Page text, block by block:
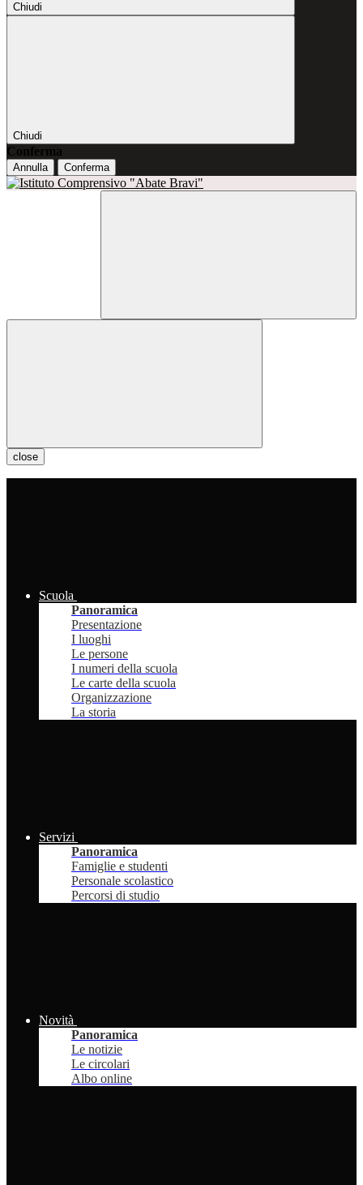
Chiudi
Chiudi
Conferma
Annulla Conferma
close
Scuola
Panoramica
Presentazione
I luoghi
Le persone
I numeri della scuola
Le carte della scuola
Organizzazione
La storia
Servizi
Panoramica
Famiglie e studenti
Personale scolastico
Percorsi di studio
Novità
Panoramica
Le notizie
Le circolari
Albo online